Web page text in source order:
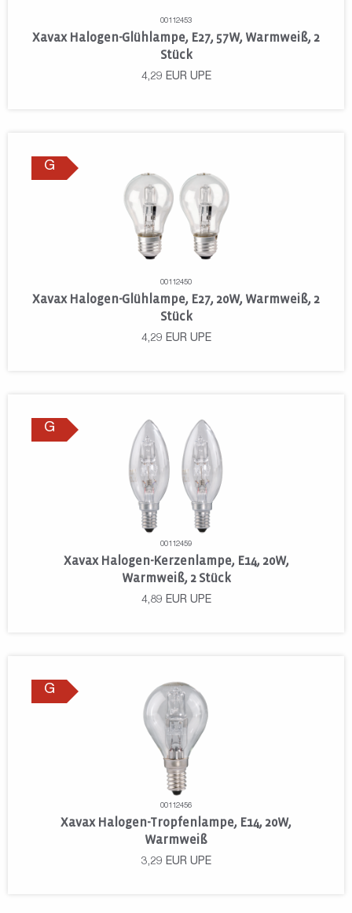
00112453
Xavax Halogen-Glühlampe, E27, 57W, Warmweiß, 2
Stück
4,29 EUR UPE
G
00112450
Xavax Halogen-Glühlampe, E27, 20W, Warmweiß, 2
Stück
4,29 EUR UPE
G
00112459
Xavax Halogen-Kerzenlampe, E14, 20W,
Warmweiß, 2 Stück
4,89 EUR UPE
G
00112456
Xavax Halogen-Tropfenlampe, E14, 20W,
Warmweiß
3,29 EUR UPE